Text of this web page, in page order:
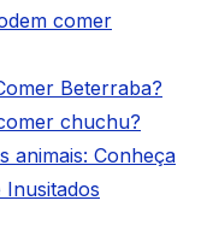
comer
Beterraba?
chuchu?
animais: Conheça